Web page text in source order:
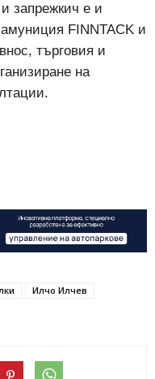
запрежкич е и
FINNTACK и
търговия и
на
Илчо Илчев